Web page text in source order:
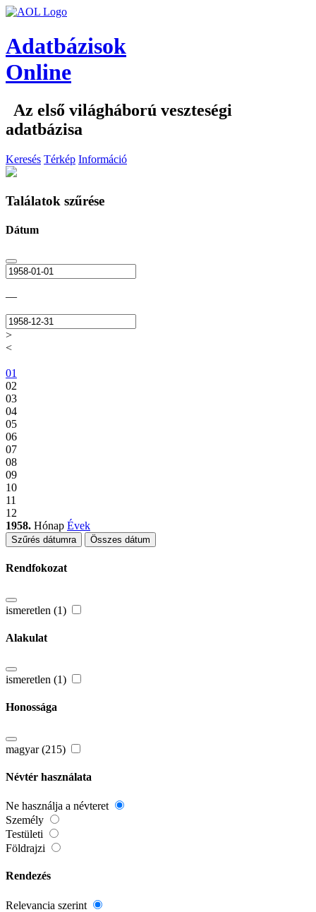
Adatbázisok
Online
Az első világháború veszteségi
adatbázisa
Keresés Térkép Információ
Találatok szűrése
Dátum
—
>
<
01
02
03
04
05
06
07
08
09
10
11
12
1958. Hónap Évek
Szűrés dátumra Összes dátum
Rendfokozat
ismeretlen (1)
Alakulat
ismeretlen (1)
Honossága
magyar (215)
Névtér használata
Ne használja a névteret
Személy
Testületi
Földrajzi
Rendezés
Relevancia szerint